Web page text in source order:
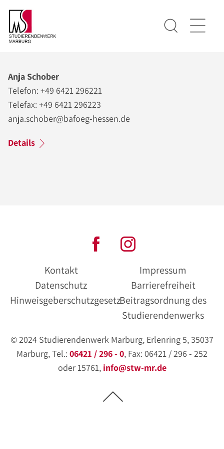
Anja Schober
Telefon: +49 6421 296221
Telefax: +49 6421 296223
anja.schober@bafoeg-hessen.de
Details
Kontakt
Impressum
Datenschutz
Barrierefreiheit
HinweisgeberschutzgesetzBeitragsordnung des
Studierendenwerks
© 2024 Studierendenwerk Marburg, Erlenring 5, 35037
Marburg, Tel.: 06421 / 296 - 0, Fax: 06421 / 296 - 252
oder 15761, info@stw-mr.de